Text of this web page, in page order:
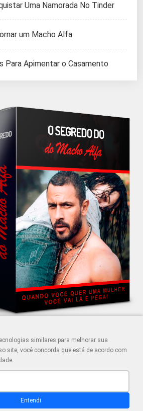
Uma Namorada No Tinder
um Macho Alfa
Para Apimentar o Casamento
MESTRE DA SEDUÇÃO
similares para melhorar sua
site, você concorda que está de acordo com
Entendi